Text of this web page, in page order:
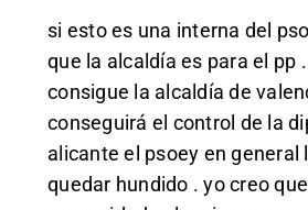
si esto es una interna del
que la alcaldía es para el pp
consigue la alcaldía de
conseguirá el control de la
alicante el psoey en general
quedar hundido . yo creo